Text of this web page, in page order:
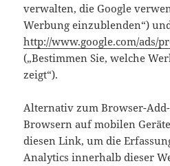
verwalten, die Google
Werbung einzublenden“)
http://www.google.com/ads/
(„Bestimmen Sie, welche
zeigt“).
Alternativ zum Browser-
Browsern auf mobilen
diesen Link, um die
Analytics innerhalb dieser